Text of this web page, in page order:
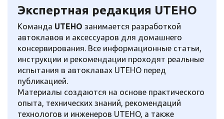
Экспертная редакция UTEHO
Команда UTEHO занимается разработкой
автоклавов и аксессуаров для домашнего
консервирования. Все информационные статьи,
инструкции и рекомендации проходят реальные
испытания в автоклавах UTEHO перед
публикацией.
Материалы создаются на основе практического
опыта, технических знаний, рекомендаций
технологов и инженеров UTEHO, а также